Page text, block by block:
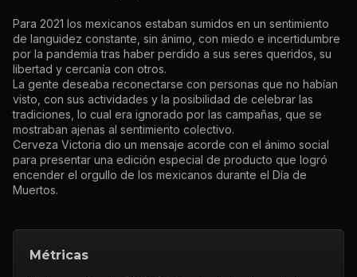
Para 2021 los mexicanos estaban sumidos en un sentimiento
de languidez constante, sin ánimo, con miedo e incertidumbre
por la pandemia tras haber perdido a sus seres queridos, su
libertad y cercanía con otros.
La gente deseaba reconectarse con personas que no habían
visto, con sus actividades y la posibilidad de celebrar las
tradiciones, lo cual era ignorado por las campañas, que se
mostraban ajenas al sentimiento colectivo.
Cerveza Victoria dio un mensaje acorde con el ánimo social
para presentar una edición especial de producto que logró
encender el orgullo de los mexicanos durante el Día de
Muertos.
Métricas